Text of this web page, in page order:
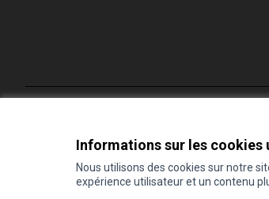
Informations sur les cookies
Nous utilisons des cookies sur notre
expérience utilisateur et un contenu